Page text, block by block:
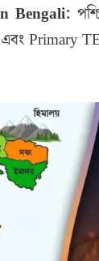
Bengali:
TET